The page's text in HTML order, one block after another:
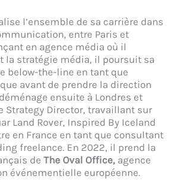
l’ensemble de sa carrière dans
entre Paris et
en agence média où il
la stratégie média, il poursuit sa
below-the-line en tant que
avant de prendre la direction
ensuite à Londres et
Strategy Director, travaillant sur
Land Rover, Inspired By Iceland
en France en tant que consultant
freelance. En 2022, il prend la
de The Oval Office, agence
événementielle européenne.